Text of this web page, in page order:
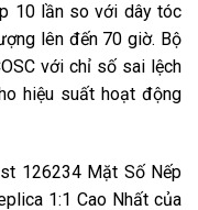
10 lần so với dây tóc
lên đến 70 giờ. Bộ
với chỉ số sai lệch
hiệu suất hoạt động
126234 Mặt Số Nếp
1:1 Cao Nhất của